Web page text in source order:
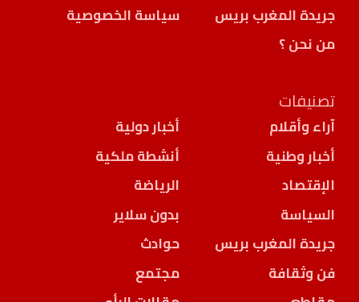
جريدة المغرب بريس
سياسة الخصوصية
من نحن ؟
تصنيفات
آراء وأقلام
أخبار دولية
أخبار وطنية
أنشطة ملكية
الإقتصاد
الرياضة
السياسة
بدون سلاير
جريدة المغرب بريس
حوادث
فن وثقافة
مجتمع